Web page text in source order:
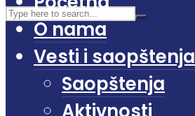
O nama
Vesti i saopštenja
Saopštenja